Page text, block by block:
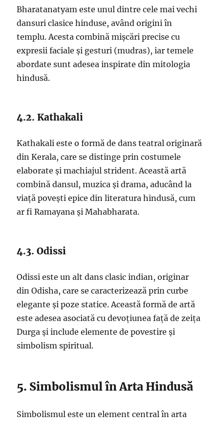
Bharatanatyam este unul dintre cele mai vechi
dansuri clasice hinduse, având origini în
templu. Acesta combină mișcări precise cu
expresii faciale și gesturi (mudras), iar temele
abordate sunt adesea inspirate din mitologia
hindusă.
4.2. Kathakali
Kathakali este o formă de dans teatral originară
din Kerala, care se distinge prin costumele
elaborate și machiajul strident. Această artă
combină dansul, muzica și drama, aducând la
viață povești epice din literatura hindusă, cum
ar fi Ramayana și Mahabharata.
4.3. Odissi
Odissi este un alt dans clasic indian, originar
din Odisha, care se caracterizează prin curbe
elegante și poze statice. Această formă de artă
este adesea asociată cu devoțiunea față de zeița
Durga și include elemente de povestire și
simbolism spiritual.
5. Simbolismul în Arta Hindusă
Simbolismul este un element central în arta